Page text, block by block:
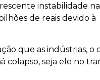
instabilidade na
de reais devido à
que as indústrias, o
colapso, seja ele no